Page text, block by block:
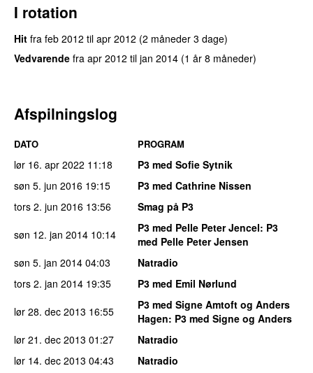
I rotation
Hit fra feb 2012 til apr 2012 (2 måneder 3 dage)
Vedvarende fra apr 2012 til jan 2014 (1 år 8 måneder)
Afspilningslog
DATO PROGRAM
lør 16. apr 2022 11:18
P3 med Sofie Sytnik
søn 5. jun 2016 19:15
P3 med Cathrine Nissen
tors 2. jun 2016 13:56
Smag på P3
søn 12. jan 2014 10:14 P3 med Pelle Peter Jencel: P3
med Pelle Peter Jensen
søn 5. jan 2014 04:03
Natradio
tors 2. jan 2014 19:35
P3 med Emil Nørlund
lør 28. dec 2013 16:55
P3 med Signe Amtoft og Anders
Hagen: P3 med Signe og Anders
lør 21. dec 2013 01:27
Natradio
lør 14. dec 2013 04:43
Natradio